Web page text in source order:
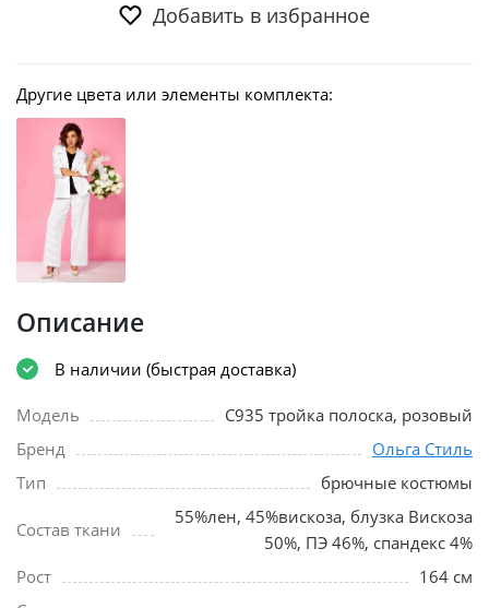
Добавить в избранное
Другие цвета или элементы комплекта:
Описание
В наличии (быстрая доставка)
Модель
С935 тройка полоска, розовый
Бренд
Ольга Стиль
Тип
брючные костюмы
Состав ткани
55%лен, 45%вискоза, блузка Вискоза
50%, ПЭ 46%, спандекс 4%
Рост
164 см